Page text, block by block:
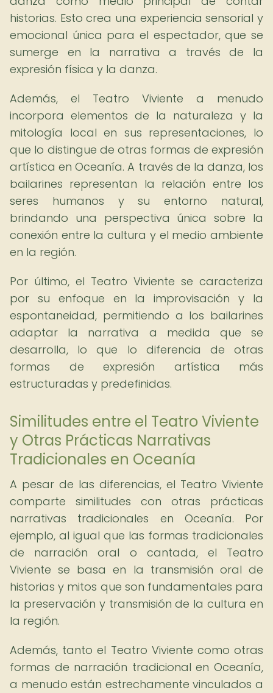
historias. Esto crea una experiencia sensorial y
emocional única para el espectador, que se
sumerge en la narrativa a través de la
expresión física y la danza.
Además, el Teatro Viviente a menudo
incorpora elementos de la naturaleza y la
mitología local en sus representaciones, lo
que lo distingue de otras formas de expresión
artística en Oceanía. A través de la danza, los
bailarines representan la relación entre los
seres humanos y su entorno natural,
brindando una perspectiva única sobre la
conexión entre la cultura y el medio ambiente
en la región.
Por último, el Teatro Viviente se caracteriza
por su enfoque en la improvisación y la
espontaneidad, permitiendo a los bailarines
adaptar la narrativa a medida que se
desarrolla, lo que lo diferencia de otras
formas de expresión artística más
estructuradas y predefinidas.
Similitudes entre el Teatro Viviente
y Otras Prácticas Narrativas
Tradicionales en Oceanía
A pesar de las diferencias, el Teatro Viviente
comparte similitudes con otras prácticas
narrativas tradicionales en Oceanía. Por
ejemplo, al igual que las formas tradicionales
de narración oral o cantada, el Teatro
Viviente se basa en la transmisión oral de
historias y mitos que son fundamentales para
la preservación y transmisión de la cultura en
la región.
Además, tanto el Teatro Viviente como otras
formas de narración tradicional en Oceanía,
a menudo están estrechamente vinculados a